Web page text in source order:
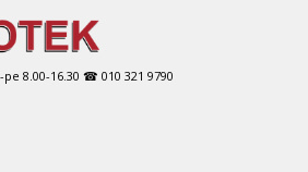
pe 8.00-16.30 ☎ 010 321 9790